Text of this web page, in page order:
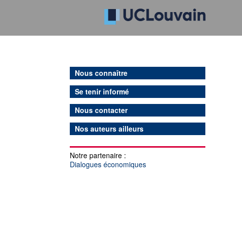
Nous connaître
Se tenir informé
Nous contacter
Nos auteurs ailleurs
Notre partenaire :
Dialogues économiques